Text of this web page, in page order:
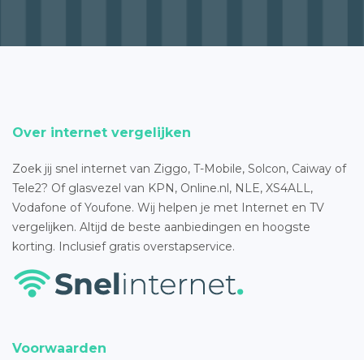
Over internet vergelijken
Zoek jij snel internet van Ziggo, T-Mobile, Solcon, Caiway of
Tele2? Of glasvezel van KPN, Online.nl, NLE, XS4ALL,
Vodafone of Youfone. Wij helpen je met Internet en TV
vergelijken. Altijd de beste aanbiedingen en hoogste
korting. Inclusief gratis overstapservice.
Voorwaarden